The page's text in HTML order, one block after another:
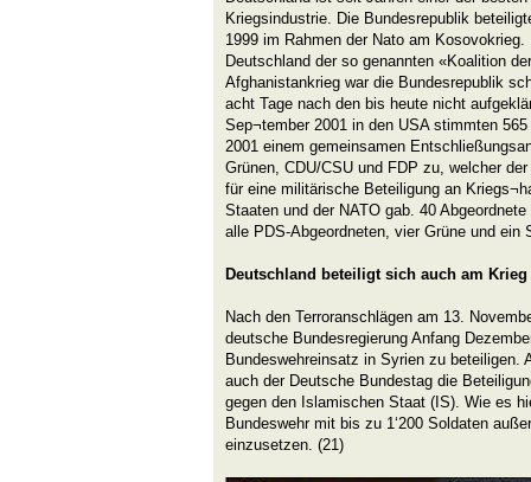
Kriegsindustrie. Die Bundesrepublik
1999 im Rahmen der Nato am
Deutschland der so genannten «Koalition
Afghanistankrieg war die Bundesrepublik
acht Tage nach den bis heute nicht
Sep¬tember 2001 in den USA stimmten
2001 einem gemeinsamen
Grünen, CDU/CSU und FDP zu, welcher
für eine militärische Beteiligung an
Staaten und der NATO gab. 40
alle PDS-Abgeordneten, vier Grüne und ein
Deutschland beteiligt sich auch am
Nach den Terroranschlägen am 13.
deutsche Bundesregierung Anfang
Bundeswehreinsatz in Syrien zu beteiligen.
auch der Deutsche Bundestag die
gegen den Islamischen Staat (IS). Wie es
Bundeswehr mit bis zu 1‘200 Soldaten
einzusetzen. (21)